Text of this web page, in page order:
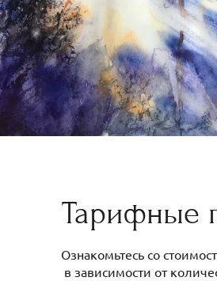
Тарифные
Ознакомьтесь со
в зависимости от